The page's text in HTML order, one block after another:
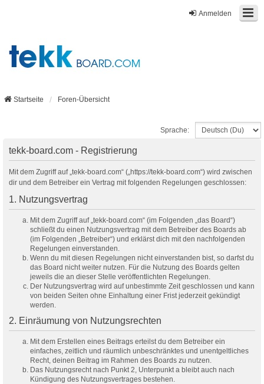
Anmelden
Startseite Foren-Übersicht
Sprache:
tekk-board.com - Registrierung
Mit dem Zugriff auf „tekk-board.com“ („https://tekk-board.com“) wird zwischen
dir und dem Betreiber ein Vertrag mit folgenden Regelungen geschlossen:
1. Nutzungsvertrag
Mit dem Zugriff auf „tekk-board.com“ (im Folgenden „das Board“)
schließt du einen Nutzungsvertrag mit dem Betreiber des Boards ab
(im Folgenden „Betreiber“) und erklärst dich mit den nachfolgenden
Regelungen einverstanden.
Wenn du mit diesen Regelungen nicht einverstanden bist, so darfst du
das Board nicht weiter nutzen. Für die Nutzung des Boards gelten
jeweils die an dieser Stelle veröffentlichten Regelungen.
Der Nutzungsvertrag wird auf unbestimmte Zeit geschlossen und kann
von beiden Seiten ohne Einhaltung einer Frist jederzeit gekündigt
werden.
2. Einräumung von Nutzungsrechten
Mit dem Erstellen eines Beitrags erteilst du dem Betreiber ein
einfaches, zeitlich und räumlich unbeschränktes und unentgeltliches
Recht, deinen Beitrag im Rahmen des Boards zu nutzen.
Das Nutzungsrecht nach Punkt 2, Unterpunkt a bleibt auch nach
Kündigung des Nutzungsvertrages bestehen.